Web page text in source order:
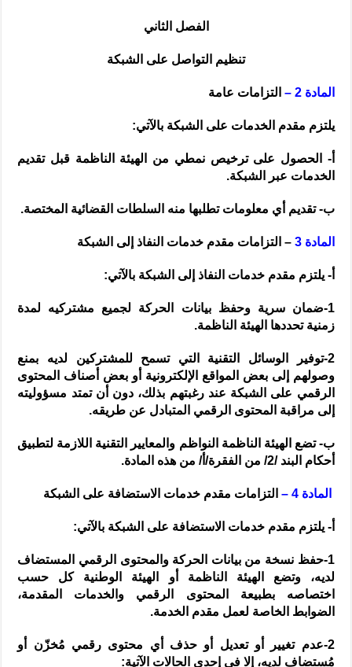
الفصل الثاني
تنظيم التواصل على الشبكة
المادة 2 – التزامات عامة
يلتزم مقدم الخدمات على الشبكة بالآتي:
أ- الحصول على ترخيص نمطي من الهيئة الناظمة قبل تقديم
الخدمات عبر الشبكة.
ب- تقديم أي معلومات تطلبها منه السلطات القضائية المختصة.
المادة 3 – التزامات مقدم خدمات النفاذ إلى الشبكة
أ- يلتزم مقدم خدمات النفاذ إلى الشبكة بالآتي:
1-ضمان سرية وحفظ بيانات الحركة لجميع مشتركيه لمدة
زمنية تحددها الهيئة الناظمة.
2-توفير الوسائل التقنية التي تسمح للمشتركين لديه بمنع
وصولهم إلى بعض المواقع الإلكترونية أو بعض أصناف المحتوى
الرقمي على الشبكة عند رغبتهم بذلك، دون أن تمتد مسؤوليته
إلى مراقبة المحتوى الرقمي المتبادل عن طريقه.
ب- تضع الهيئة الناظمة النواظم والمعايير التقنية اللازمة لتطبيق
أحكام البند /2/ من الفقرة/أ/ من هذه المادة.
المادة 4 – التزامات مقدم خدمات الاستضافة على الشبكة
أ- يلتزم مقدم خدمات الاستضافة على الشبكة بالآتي:
1-حفظ نسخة من بيانات الحركة والمحتوى الرقمي المستضاف
لديه، وتضع الهيئة الناظمة أو الهيئة الوطنية كل حسب
اختصاصه بطبيعة المحتوى الرقمي والخدمات المقدمة،
الضوابط الخاصة لعمل مقدم الخدمة.
2-عدم تغيير أو تعديل أو حذف أي محتوى رقمي مُخزّن أو
مُستضاف لديه، إلا في إحدى الحالات الآتية: